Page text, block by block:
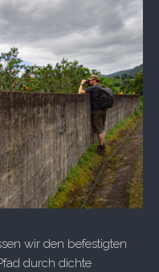
wir den befestigten
durch dichte